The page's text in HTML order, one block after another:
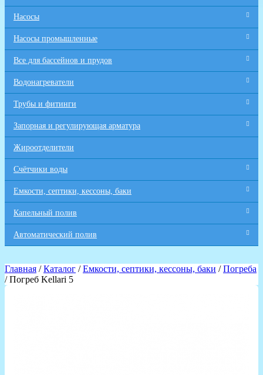
Насосы
Насосы промышленные
Все для бaссейнов и прудов
Водонагреватели
Трубы и фитинги
Запорная и регулирующая арматура
Жироотделители
Счётчики воды
Емкости, септики, кессоны, баки
Капельный полив
Автоматический полив
Главная /Каталог /Емкости, септики, кессоны, баки /Погреба
/ Погреб Kellari 5